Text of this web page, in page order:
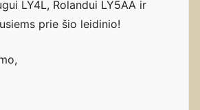
LY4L, Rolandui LY5AA ir
prie šio leidinio!